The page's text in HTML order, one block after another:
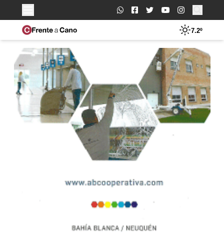
Buscar:
7.2º